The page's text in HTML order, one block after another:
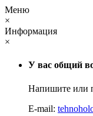
Меню
×
Информация
×
У вас общий
Напишите или
E-mail: